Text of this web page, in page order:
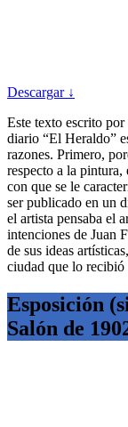
Descargar ↓
Este texto escrito
diario “El Heraldo”
razones. Primero,
respecto a la
con que se le
ser publicado en un
el artista pensaba el
intenciones de Juan
de sus ideas
ciudad que lo recibió
Esposición
Salón de